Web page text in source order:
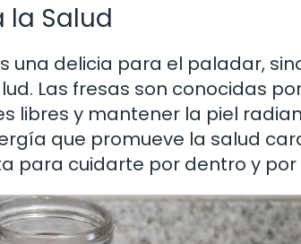
la Salud
una delicia para el paladar,
Las fresas son conocidas
libres y mantener la piel
que promueve la salud
para cuidarte por dentro y por